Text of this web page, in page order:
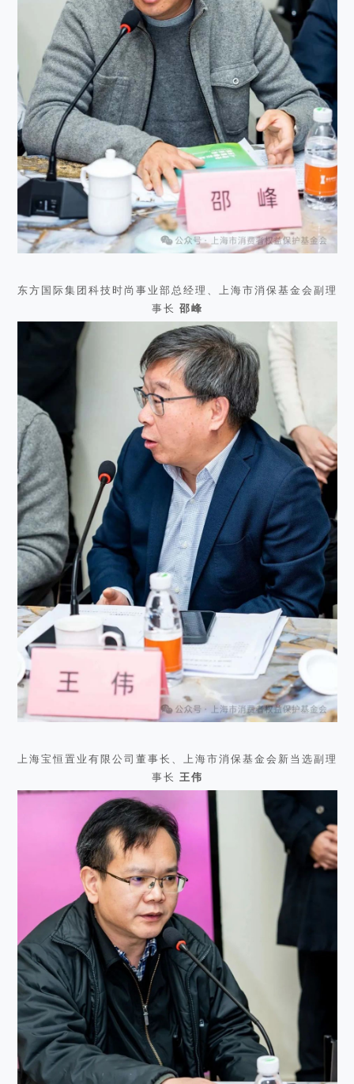
东方国际集团科技时尚事业部总经理、上海市消保基金会副理
事长 邵峰
上海宝恒置业有限公司董事长、上海市消保基金会新当选副理
事长 王伟